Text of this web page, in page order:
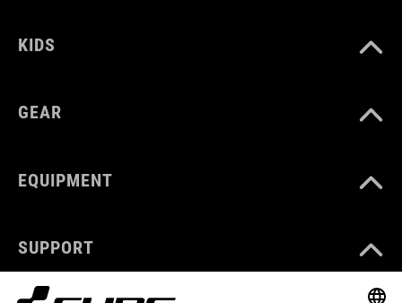
KIDS
GEAR
EQUIPMENT
SUPPORT